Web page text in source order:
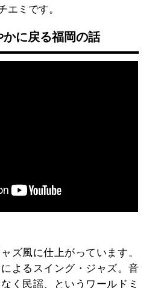
エミです。
に戻る福岡の話
ズ風に仕上がっています。
よるスイング・ジャズ。音
く民謡、というワールドミ